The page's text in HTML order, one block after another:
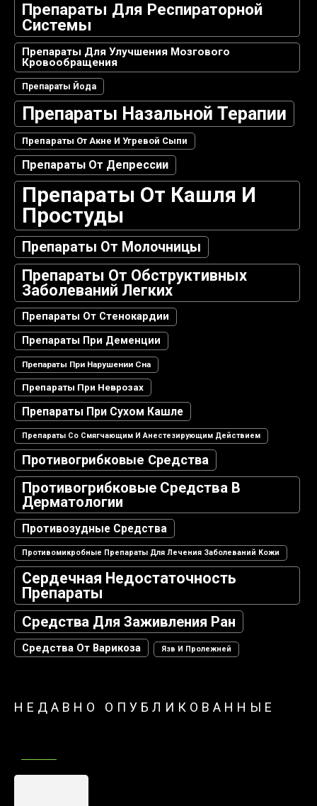
Препараты Для Респираторной
Системы
Препараты Для Улучшения Мозгового
Кровообращения
Препараты Йода
Препараты Назальной Терапии
Препараты От Акне И Угревой Сыпи
Препараты От Депрессии
Препараты От Кашля И
Простуды
Препараты От Молочницы
Препараты От Обструктивных
Заболеваний Легких
Препараты От Стенокардии
Препараты При Деменции
Препараты При Нарушении Сна
Препараты При Неврозах
Препараты При Сухом Кашле
Препараты Со Смягчающим И Анестезирующим Действием
Противогрибковые Средства
Противогрибковые Средства В
Дерматологии
Противозудные Средства
Противомикробные Препараты Для Лечения Заболеваний Кожи
Сердечная Недостаточность
Препараты
Средства Для Заживления Ран
Средства От Варикоза Язв И Пролежней
НЕДАВНО ОПУБЛИКОВАННЫЕ